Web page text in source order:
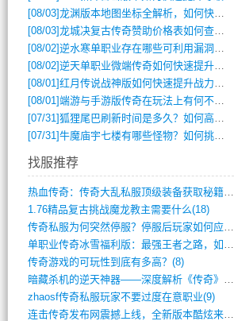
[08/03]龙渊版本地图坐标全解析，如何快速定位BOSS位置？
[08/03]龙城决复古传奇赞助价格表如何查询？
[08/02]逆水寒单职业存在哪些可利用漏洞？如何快速提升战力？
[08/02]逆天单职业微端传奇如何快速提升战力？新手必看攻略
[08/01]红月传说战神版如何快速提升战力？新手攻略全解析？
[08/01]端游与手游版传奇在玩法上有何不同？
[07/31]狐狸尾巴刷新时间是多久？如何高效获取传奇手游中的狐狸尾巴？
[07/31]牛魔庙宇七楼有哪些怪物？如何挑战它们？
找服推荐
热血传奇：传奇大乱私服顶级装备获取秘籍(887)
1.76精品复古挑战魔龙教主需要什么(18)
传奇私服为何突然停服？停服后玩家如何应对(744)
单职业传奇冰雪福利版：最强王者之路，如何(659)
传奇游戏的可玩性到底有多高？(8)
暗藏杀机的逆天神器——深度解析《传奇》祈(374)
zhaosf传奇私服玩家不要过度在意职业(9)
连击传奇发布网震撼上线，全新版本酷炫来袭(12)